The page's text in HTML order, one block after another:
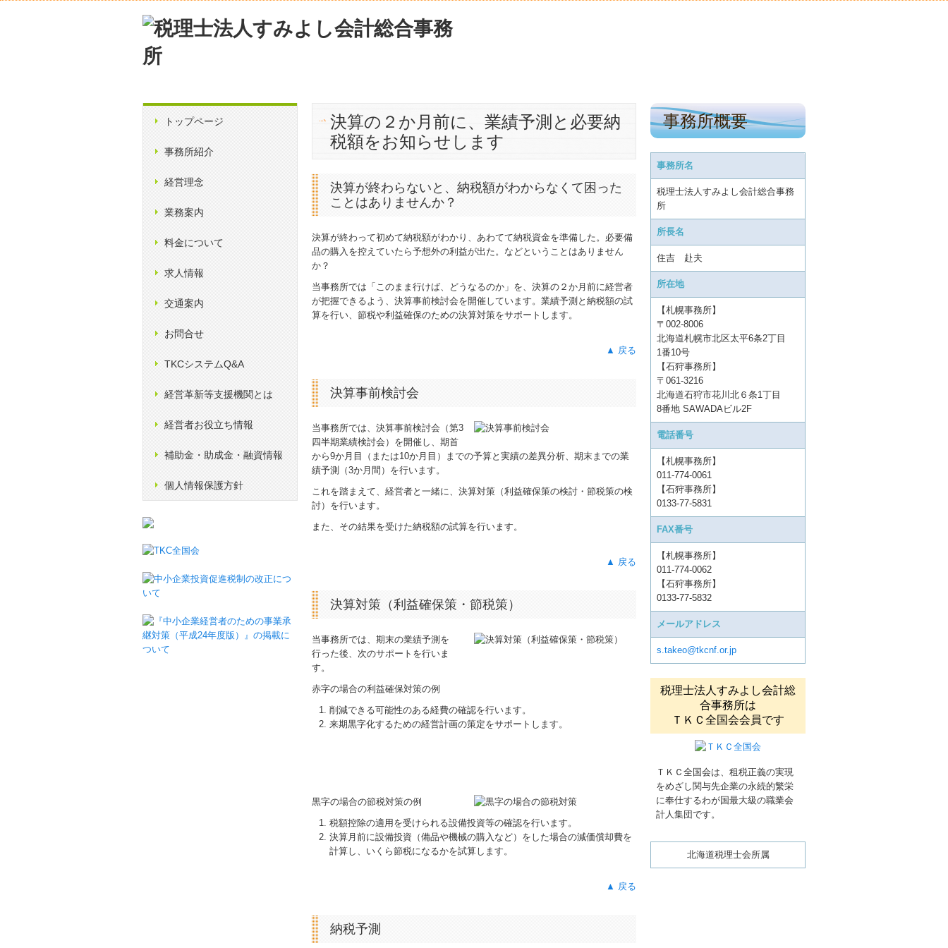
トップページ
事務所紹介
経営理念
業務案内
料金について
求人情報
交通案内
お問合せ
TKCシステムQ&A
経営革新等支援機関とは
経営者お役立ち情報
補助金・助成金・融資情報
個人情報保護方針
決算の２か月前に、業績予測と必要納
税額をお知らせします
決算が終わらないと、納税額がわからなくて困った
ことはありませんか？
決算が終わって初めて納税額がわかり、あわてて納税資金を準備した。必要備
品の購入を控えていたら予想外の利益が出た。などということはありません
か？
当事務所では「このまま行けば、どうなるのか」を、決算の２か月前に経営者
が把握できるよう、決算事前検討会を開催しています。業績予測と納税額の試
算を行い、節税や利益確保のための決算対策をサポートします。
▲ 戻る
決算事前検討会
当事務所では、決算事前検討会（第3
四半期業績検討会）を開催し、期首
から9か月目（または10か月目）までの予算と実績の差異分析、期末までの業
績予測（3か月間）を行います。
これを踏まえて、経営者と一緒に、決算対策（利益確保策の検討・節税策の検
討）を行います。
また、その結果を受けた納税額の試算を行います。
▲ 戻る
決算対策（利益確保策・節税策）
当事務所では、期末の業績予測を
行った後、次のサポートを行いま
す。
赤字の場合の利益確保対策の例
削減できる可能性のある経費の確認を行います。
来期黒字化するための経営計画の策定をサポートします。
黒字の場合の節税対策の例
税額控除の適用を受けられる設備投資等の確認を行います。
決算月前に設備投資（備品や機械の購入など）をした場合の減価償却費を
計算し、いくら節税になるかを試算します。
▲ 戻る
納税予測
事務所概要
事務所名
税理士法人すみよし会計総合事務
所
所長名
住吉 赴夫
所在地
【札幌事務所】
〒002-8006
北海道札幌市北区太平6条2丁目
1番10号
【石狩事務所】
〒061-3216
北海道石狩市花川北６条1丁目
8番地 SAWADAビル2F
電話番号
【札幌事務所】
011-774-0061
【石狩事務所】
0133-77-5831
FAX番号
【札幌事務所】
011-774-0062
【石狩事務所】
0133-77-5832
メールアドレス
s.takeo@tkcnf.or.jp
税理士法人すみよし会計総
合事務所は
ＴＫＣ全国会会員です
ＴＫＣ全国会は、租税正義の実現
をめざし関与先企業の永続的繁栄
に奉仕するわが国最大級の職業会
計人集団です。
北海道税理士会所属